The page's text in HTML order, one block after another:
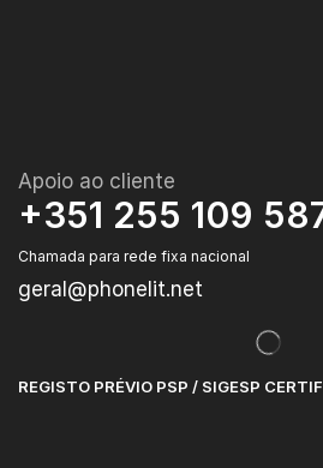
Apoio ao cliente
+351 255 109
Chamada para rede fixa nacional
geral@phonelit.net
REGISTO PRÉVIO PSP / SIGESP